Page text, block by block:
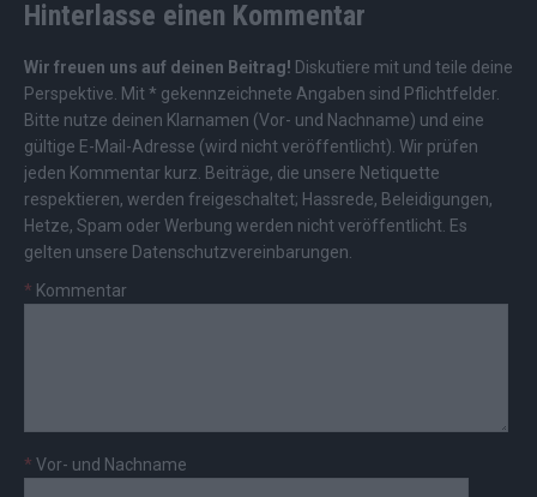
Hinterlasse einen Kommentar
Wir freuen uns auf deinen Beitrag! Diskutiere mit und teile deine
Perspektive. Mit * gekennzeichnete Angaben sind Pflichtfelder.
Bitte nutze deinen Klarnamen (Vor- und Nachname) und eine
gültige E-Mail-Adresse (wird nicht veröffentlicht). Wir prüfen
jeden Kommentar kurz. Beiträge, die unsere Netiquette
respektieren, werden freigeschaltet; Hassrede, Beleidigungen,
Hetze, Spam oder Werbung werden nicht veröffentlicht. Es
gelten unsere Datenschutzvereinbarungen
* Kommentar
* Vor- und Nachname